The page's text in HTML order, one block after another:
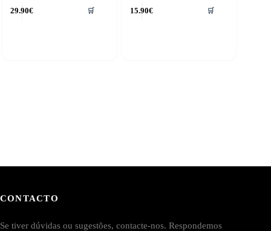
29.90€ 🛒 15.90€ 🛒
CONTACTO
Se tiver dúvidas ou sugestões, contacte-nos. Respondemos